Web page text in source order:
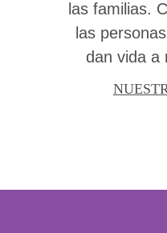
las familias.
las
dan vida a